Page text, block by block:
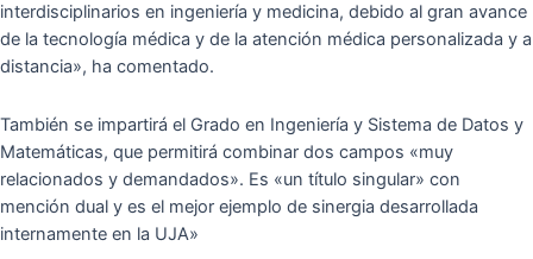
interdisciplinarios en ingeniería y medicina, debido al gran avance
de la tecnología médica y de la atención médica personalizada y a
distancia», ha comentado.
También se impartirá el Grado en Ingeniería y Sistema de Datos y
Matemáticas, que permitirá combinar dos campos «muy
relacionados y demandados». Es «un título singular» con
mención dual y es el mejor ejemplo de sinergia desarrollada
internamente en la UJA»